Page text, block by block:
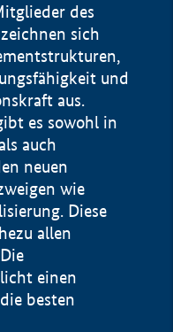
des
sich
und
aus.
es sowohl in
auch
neuen
wie
Diese
allen
einen
besten